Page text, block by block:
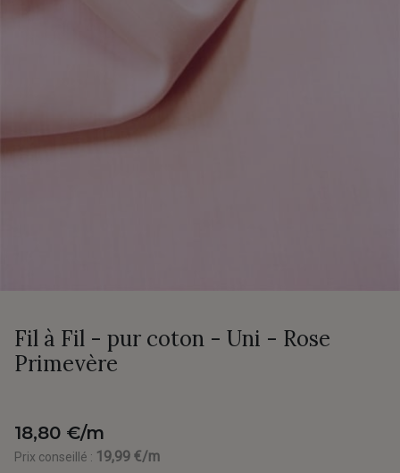
Fil à Fil - pur coton - Uni - Rose
Primevère
18,80 €/m
Prix conseillé : 19,99 €/m